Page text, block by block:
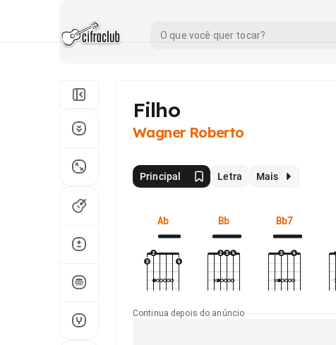
Filho
Wagner Roberto
Principal Letra Mais
Ab Bb Bb7
Continua depois do anúncio